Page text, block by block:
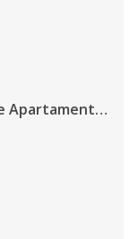
¡Moderno y Atractivo Proyecto de Apartamentos!